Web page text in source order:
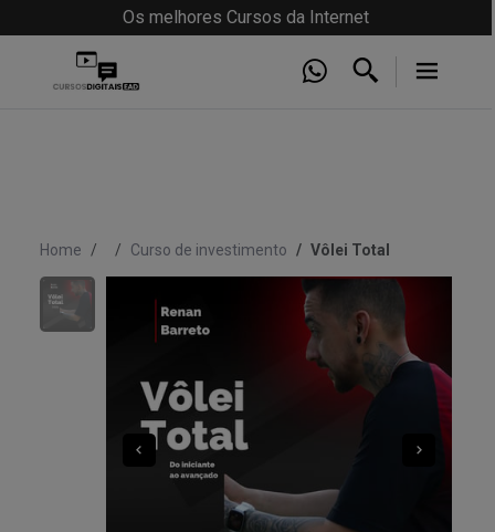
Os melhores Cursos da Internet
Home Curso de investimento Vôlei Total